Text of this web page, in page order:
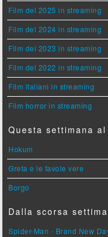
Film del 2025 in streaming
Film del 2024 in streaming
Film del 2023 in streaming
Film del 2022 in streaming
Film italiani in streaming
Film horror in streaming
Questa settimana al
Hokum
Greta e le favole vere
Borgo
Dalla scorsa
Spider-Man - Brand New